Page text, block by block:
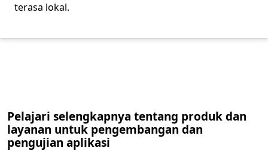
terasa lokal.
Pelajari selengkapnya tentang produk dan
layanan untuk pengembangan dan
pengujian aplikasi